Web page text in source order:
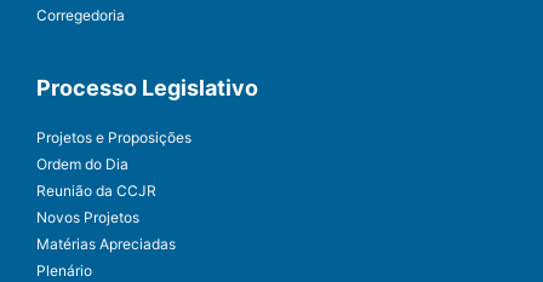
Corregedoria
Processo Legislativo
Projetos e Proposições
Ordem do Dia
Reunião da CCJR
Novos Projetos
Matérias Apreciadas
Plenário